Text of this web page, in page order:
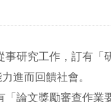
研究工作，訂有
進而回饋社會。
論文獎勵審查作